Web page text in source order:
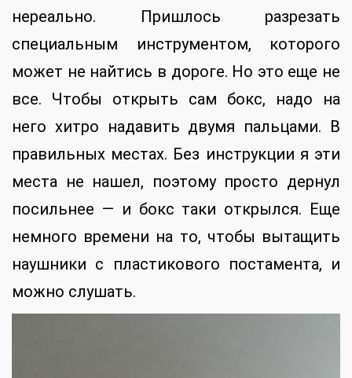
нереально. Пришлось разрезать
специальным инструментом, которого
может не найтись в дороге. Но это еще не
все. Чтобы открыть сам бокс, надо на
него хитро надавить двумя пальцами. В
правильных местах. Без инструкции я эти
места не нашел, поэтому просто дернул
посильнее — и бокс таки открылся. Еще
немного времени на то, чтобы вытащить
наушники с пластикового постамента, и
можно слушать.